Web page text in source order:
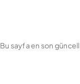
Bu sayfa en son